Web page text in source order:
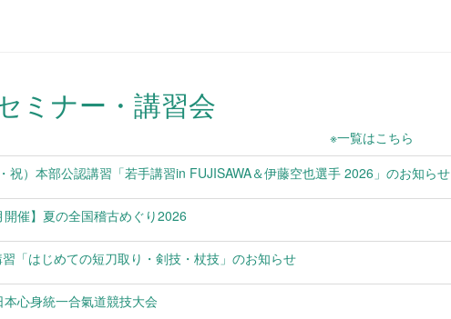
ミナー・講習会
※一覧はこちら
祝）本部公認講習「若手講習in FUJISAWA＆伊藤空也選手 2026」のお知らせ
開催】夏の全国稽古めぐり2026
「はじめての短刀取り・剣技・杖技」のお知らせ
心身統一合氣道競技大会